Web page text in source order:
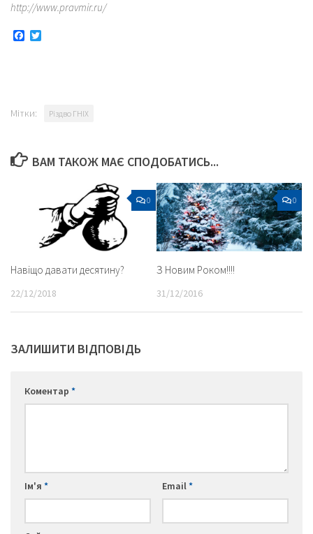
http://www.pravmir.ru/
Facebook
Мітки: Різдво ГНІХ
ВАМ ТАКОЖ МАЄ СПОДОБАТИСЬ...
0
Навіщо давати десятину?
22/12/2018
0
З Новим Роком!!!!
31/12/2016
ЗАЛИШИТИ ВІДПОВІДЬ
Коментар *
Ім'я * Email*